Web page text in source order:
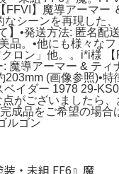
】魔導アーマ
シーンを再現した
•発送方法: 匿名
。•他にも様々なフ
ロン」他。。i*i様
導アーマー & テ
(画像参照)•
イダー 1978 29-
がございました
成品をご希望の場
ルゴン